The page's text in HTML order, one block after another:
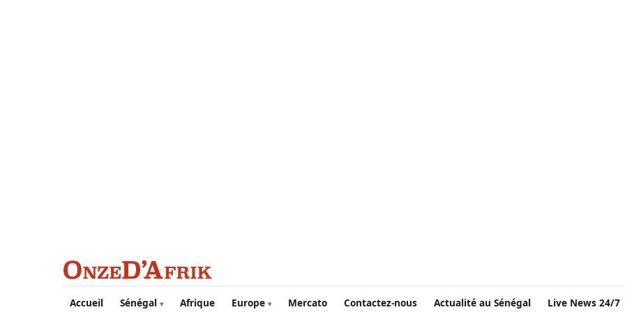
Aller au contenu principal
Accueil Sénégal Afrique Europe Mercato Contactez-nous Actualité au Sénégal Live News 24/7